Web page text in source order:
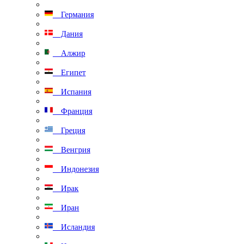
Германия
Дания
Алжир
Египет
Испания
Франция
Греция
Венгрия
Индонезия
Ирак
Иран
Исландия